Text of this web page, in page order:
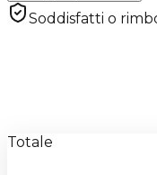
Soddisfatti o
Totale